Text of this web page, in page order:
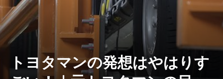
トヨタマンの発想はやはりす